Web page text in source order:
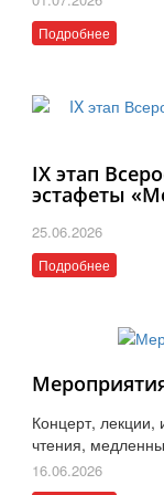
Подробнее
IX этап
эстафеты
25.06.2026
Подробнее
Концерт, лекции,
чтения,
16.06.2026